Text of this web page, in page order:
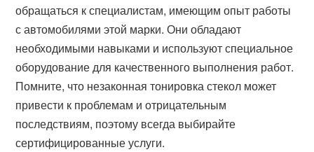
обращаться к специалистам, имеющим опыт работы
с автомобилями этой марки. Они обладают
необходимыми навыками и используют специальное
оборудование для качественного выполнения работ.
Помните, что незаконная тонировка стекол может
привести к проблемам и отрицательным
последствиям, поэтому всегда выбирайте
сертифицированные услуги.